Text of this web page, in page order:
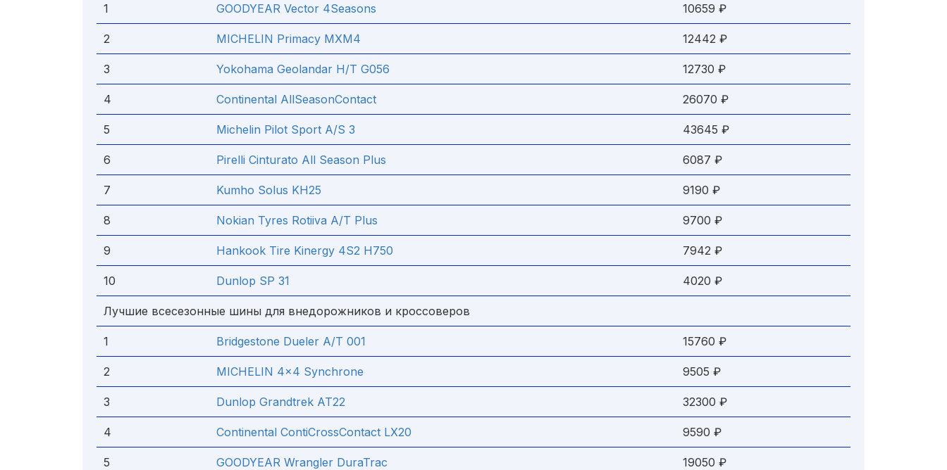
1 GOODYEAR Vector 4Seasons 10659 ₽
2 MICHELIN Primacy MXM4 12442 ₽
3 Yokohama Geolandar H/T G056 12730 ₽
4 Continental AllSeasonContact 26070 ₽
5 Michelin Pilot Sport A/S 3 43645 ₽
6 Pirelli Cinturato All Season Plus 6087 ₽
7 Kumho Solus KH25 9190 ₽
8 Nokian Tyres Rotiiva A/T Plus 9700 ₽
9 Hankook Tire Kinergy 4S2 H750 7942 ₽
10 Dunlop SP 31 4020 ₽
Лучшие всесезонные шины для внедорожников и кроссоверов
1 Bridgestone Dueler A/T 001 15760 ₽
2 MICHELIN 4x4 Synchrone 9505 ₽
3 Dunlop Grandtrek AT22 32300 ₽
4 Continental ContiCrossContact LX20 9590 ₽
5 GOODYEAR Wrangler DuraTrac 19050 ₽